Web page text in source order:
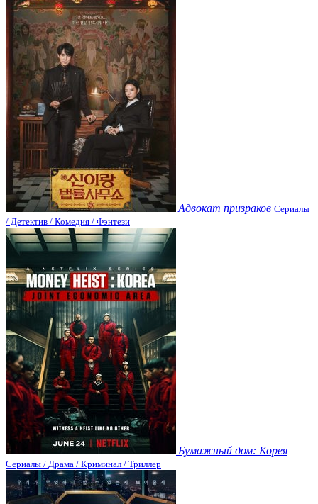
Адвокат призраков Сериалы
/ Детектив / Комедия / Фэнтези
Бумажный дом: Корея
Сериалы / Драма / Криминал / Триллер